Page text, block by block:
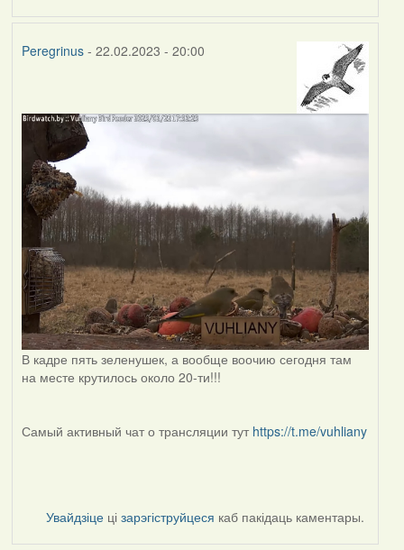
Peregrinus- 22.02.2023 - 20:00
В кадре пять зеленушек, а вообще воочию сегодня там
на месте крутилось около 20-ти!!!
Самый активный чат о трансляции тут https://t.me/vuhliany
Увайдзіце цізарэгіструйцеся каб пакідаць каментары.